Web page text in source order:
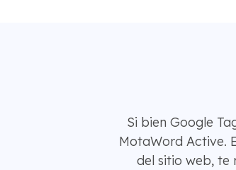
Si bien Google
MotaWord Active.
del sitio web, te